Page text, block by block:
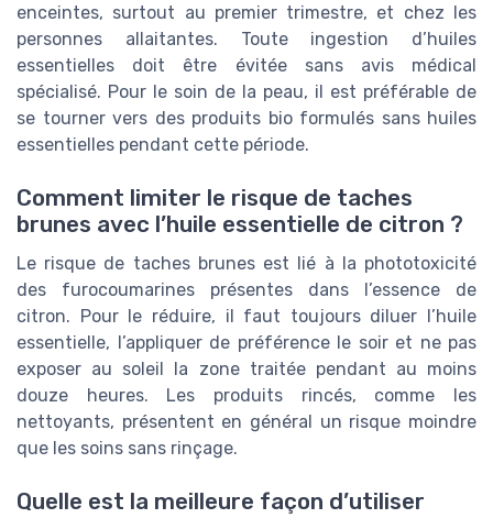
enceintes, surtout au premier trimestre, et chez les
personnes allaitantes. Toute ingestion d’huiles
essentielles doit être évitée sans avis médical
spécialisé. Pour le soin de la peau, il est préférable de
se tourner vers des produits bio formulés sans huiles
essentielles pendant cette période.
Comment limiter le risque de taches
brunes avec l’huile essentielle de citron ?
Le risque de taches brunes est lié à la phototoxicité
des furocoumarines présentes dans l’essence de
citron. Pour le réduire, il faut toujours diluer l’huile
essentielle, l’appliquer de préférence le soir et ne pas
exposer au soleil la zone traitée pendant au moins
douze heures. Les produits rincés, comme les
nettoyants, présentent en général un risque moindre
que les soins sans rinçage.
Quelle est la meilleure façon d’utiliser